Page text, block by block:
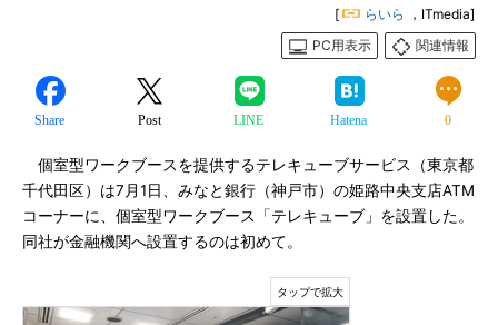
[ らいら
，ITmedia]
PC用表示
関連情報
Share Post LINE Hatena 0
個室型ワークブースを提供するテレキューブサービス（東京都
千代田区）は7月1日、みなと銀行（神戸市）の姫路中央支店ATM
コーナーに、個室型ワークブース「テレキューブ」を設置した。
同社が金融機関へ設置するのは初めて。